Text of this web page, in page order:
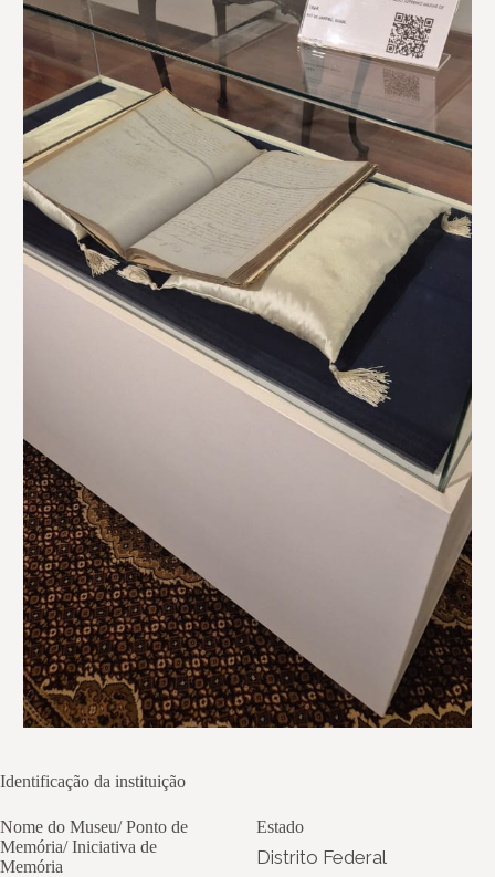
Identificação da instituição
Nome do Museu/ Ponto de
Memória/ Iniciativa de
Memória
Estado
Distrito Federal